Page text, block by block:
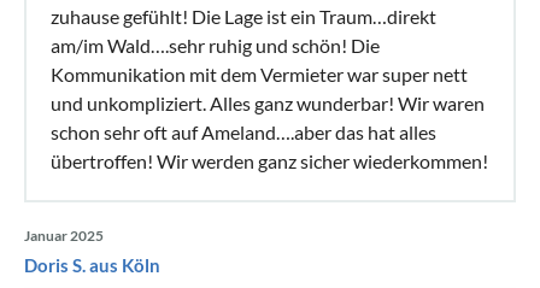
zuhause gefühlt! Die Lage ist ein Traum…direkt
am/im Wald….sehr ruhig und schön! Die
Kommunikation mit dem Vermieter war super nett
und unkompliziert. Alles ganz wunderbar! Wir waren
schon sehr oft auf Ameland….aber das hat alles
übertroffen! Wir werden ganz sicher wiederkommen!
Januar 2025
Doris S. aus Köln